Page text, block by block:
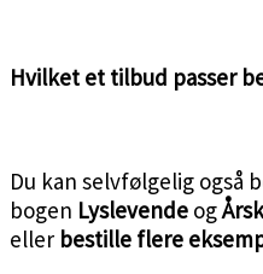
Hvilket et tilbud passer
Du kan selvfølgelig også
bogen Lyslevende og
eller bestille flere